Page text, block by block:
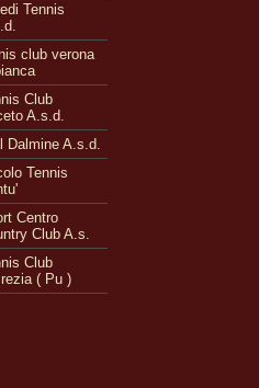
Tennis
club verona
Club
A.s.d.
Dalmine A.s.d.
Tennis
Centro
Club A.s.
Club
( Pu )